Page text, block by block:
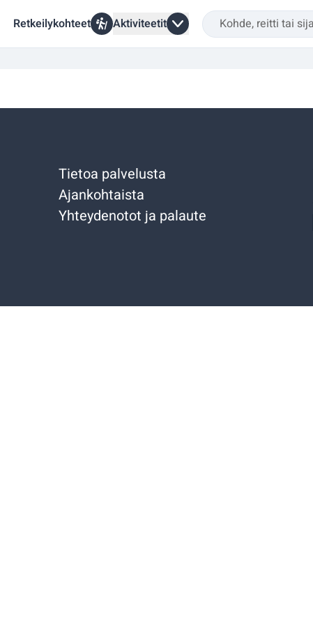
Retkeilykohteet Aktiviteetit
Tietoa palvelusta
Ajankohtaista
Yhteydenotot ja palaute